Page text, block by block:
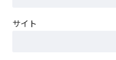
サイト